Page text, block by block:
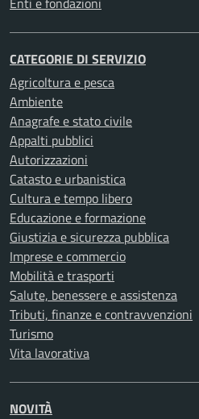
CATEGORIE DI SERVIZIO
Agricoltura e pesca
Ambiente
Anagrafe e stato civile
Appalti pubblici
Autorizzazioni
Catasto e urbanistica
Cultura e tempo libero
Educazione e formazione
Giustizia e sicurezza pubblica
Imprese e commercio
Mobilità e trasporti
Salute, benessere e assistenza
Tributi, finanze e contravvenzioni
Turismo
Vita lavorativa
NOVITÀ